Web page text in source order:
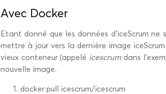
Avec Docker
Etant donné que les données d’iceScrum
mettre à jour vers la dernière image
vieux conteneur (appelé icescrumdans
nouvelle image.
docker pull icescrum/icescrum